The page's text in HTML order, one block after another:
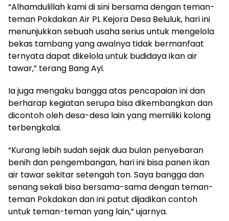
“Alhamdulillah kami di sini bersama dengan teman-
teman Pokdakan Air PL Kejora Desa Beluluk, hari ini
menunjukkan sebuah usaha serius untuk mengelola
bekas tambang yang awalnya tidak bermanfaat
ternyata dapat dikelola untuk budidaya ikan air
tawar,” terang Bang Ayi.
Ia juga mengaku bangga atas pencapaian ini dan
berharap kegiatan serupa bisa dikembangkan dan
dicontoh oleh desa-desa lain yang memiliki kolong
terbengkalai.
“Kurang lebih sudah sejak dua bulan penyebaran
benih dan pengembangan, hari ini bisa panen ikan
air tawar sekitar setengah ton. Saya bangga dan
senang sekali bisa bersama-sama dengan teman-
teman Pokdakan dan ini patut dijadikan contoh
untuk teman-teman yang lain,” ujarnya.